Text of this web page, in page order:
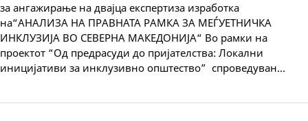
за ангажирање на двајца експертиза изработка
на“АНАЛИЗА НА ПРАВНАТА РАМКА ЗА МЕЃУЕТНИЧКА
ИНКЛУЗИЈА ВО СЕВЕРНА МАКЕДОНИЈА“ Во рамки на
проектот “Од предрасуди до пријателства: Локални
иницијативи за инклузивно општество” спроведуван…